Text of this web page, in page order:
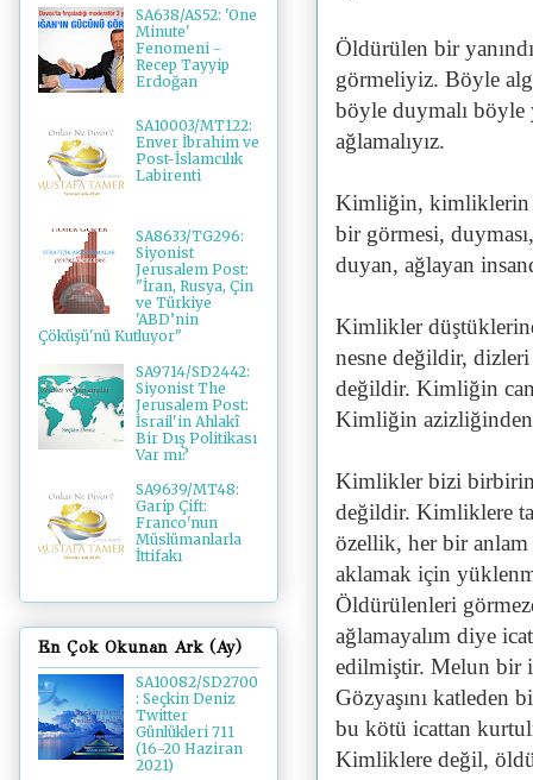
Öldürülen bir
görmeliyiz. Böyle
böyle duymalı böyle
ağlamalıyız.
Kimliğin, kimliklerin
bir görmesi,
duyan, ağlayan
Kimlikler
nesne değildir,
değildir. Kimliğin
Kimliğin
Kimlikler bizi
değildir. Kimliklere
özellik, her bir
aklamak için
Öldürülenleri
ağlamayalım diye
edilmiştir. Melun bir
Gözyaşını katleden
bu kötü icattan
Kimliklere değil,
SA638/AS52: 'One
Minute'
Fenomeni -
Recep Tayyip
Erdoğan
SA10003/MT122:
Enver İbrahim ve
Post-İslamcılık
Labirenti
SA8633/TG296:
Siyonist
Jerusalem Post:
"İran, Rusya, Çin
ve Türkiye
'ABD’nin
Çöküşü'nü Kutluyor"
SA9714/SD2442:
Siyonist The
Jerusalem Post:
İsrail'in Ahlakî
Bir Dış Politikası
Var mı?
SA9639/MT48:
Garip Çift:
Franco'nun
Müslümanlarla
İttifakı
En Çok Okunan Ark (Ay)
SA10082/SD2700
: Seçkin Deniz
Twitter
Günlükleri 711
(16-20 Haziran
2021)